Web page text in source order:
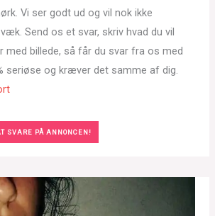
Vi ser godt ud og vil nok ikke
Send os et svar, skriv hvad du vil
med billede, så får du svar fra os med
seriøse og kræver det samme af dig.
SVARE PÅ ANNONCEN!